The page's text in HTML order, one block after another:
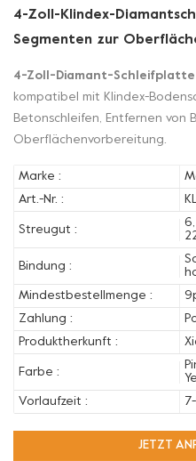
4-Zoll-Klindex-
Segmenten zur
4-Zoll-Diamant-Schleifplatte
kompatibel mit Klindex-
Betonschleifen, Entfernen von
Oberflächenvorbereitung.
Marke :
Art.-Nr. :
Streugut :
Bindung :
Mindestbestellmenge :
Zahlung :
Produktherkunft :
Farbe :
Vorlaufzeit :
JETZT